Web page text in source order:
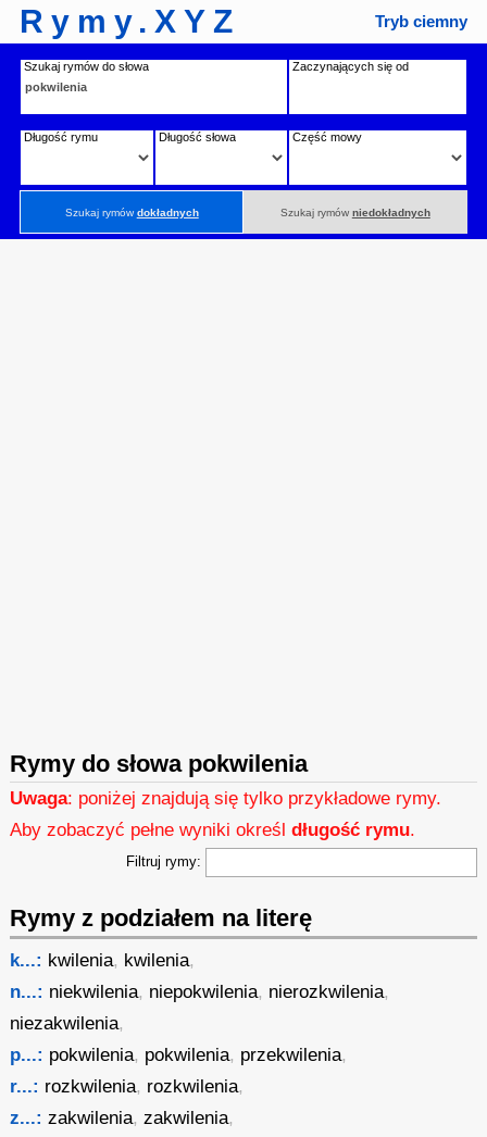
Rymy.XYZ Tryb ciemny
Szukaj rymów do słowa Zaczynających się od
Długość rymu Długość słowa Część mowy
Szukaj rymówdokładnych Szukaj rymów niedokładnych
Rymy do słowa pokwilenia
Uwaga: poniżej znajdują się tylko przykładowe rymy.
Aby zobaczyć pełne wyniki określdługość rymu.
Filtruj rymy:
Rymy z podziałem na literę
k...: kwilenia, kwilenia,
n...: niekwilenia, niepokwilenia, nierozkwilenia,
niezakwilenia,
p...: pokwilenia, pokwilenia, przekwilenia,
r...: rozkwilenia, rozkwilenia,
z...: zakwilenia,zakwilenia,